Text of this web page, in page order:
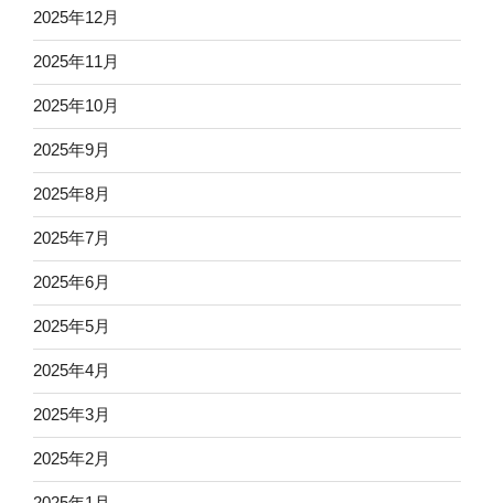
2025年12月
2025年11月
2025年10月
2025年9月
2025年8月
2025年7月
2025年6月
2025年5月
2025年4月
2025年3月
2025年2月